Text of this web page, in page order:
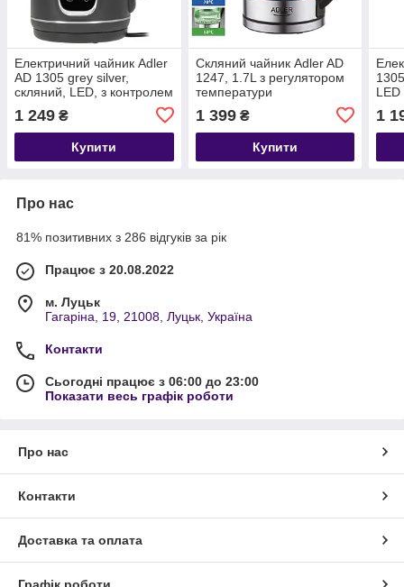
Електричний чайник Adler
AD 1305 grey silver,
скляний, LED, з контролем
1 249 ₴
Купити
Скляний чайник Adler AD
1247, 1.7L з регулятором
температури
1 399₴
Купити
LED
1
Про нас
81% позитивних з 286 відгуків за рік
Працює з 20.08.2022
м. Луцьк
Гагаріна, 19, 21008, Луцьк, Україна
Контакти
Сьогодні працює з 06:00 до 23:00
Показати весь графік роботи
Про нас
Контакти
Доставка та оплата